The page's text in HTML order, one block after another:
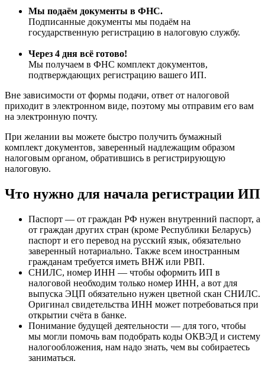
Мы подаём документы в ФНС.
Подписанные документы мы подаём на
государственную регистрацию в налоговую службу.
Через 4 дня всё готово!
Мы получаем в ФНС комплект документов,
подтверждающих регистрацию вашего ИП.
Вне зависимости от формы подачи, ответ от налоговой
приходит в электронном виде, поэтому мы отправим его вам
на электронную почту.
При желании вы можете быстро получить бумажный
комплект документов, заверенный надлежащим образом
налоговым органом, обратившись в регистрирующую
налоговую.
Что нужно для начала регистрации ИП
Паспорт — от граждан РФ нужен внутренний паспорт, а
от граждан других стран (кроме Республики Беларусь)
паспорт и его перевод на русский язык, обязательно
заверенный нотариально. Также всем иностранным
гражданам требуется иметь ВНЖ или РВП.
СНИЛС, номер ИНН — чтобы оформить ИП в
налоговой необходим только номер ИНН, а вот для
выпуска ЭЦП обязательно нужен цветной скан СНИЛС.
Оригинал свидетельства ИНН может потребоваться при
открытии счёта в банке.
Понимание будущей деятельности — для того, чтобы
мы могли помочь вам подобрать коды ОКВЭД и систему
налогообложения, нам надо знать, чем вы собираетесь
заниматься.